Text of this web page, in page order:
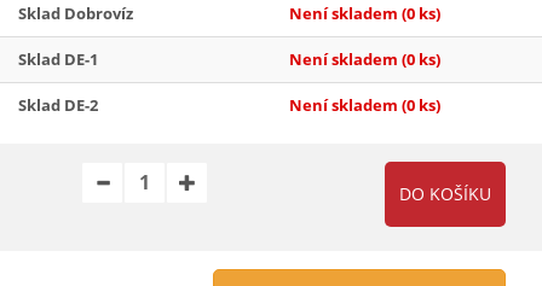
Sklad Dobrovíz Není skladem (0 ks)
Sklad DE-1 Není skladem (0 ks)
Sklad DE-2 Není skladem (0 ks)